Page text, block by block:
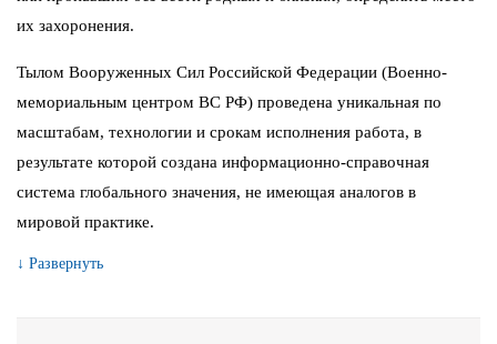
их захоронения.
Тылом Вооруженных Сил Российской Федерации (Военно-
мемориальным центром ВС РФ) проведена уникальная по
масштабам, технологии и срокам исполнения работа, в
результате которой создана информационно-справочная
система глобального значения, не имеющая аналогов в
мировой практике.
↓ Развернуть